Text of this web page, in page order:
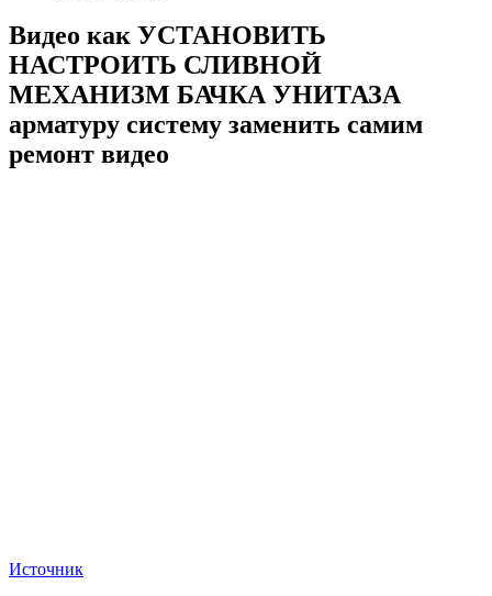
Видео как УСТАНОВИТЬ
НАСТРОИТЬ СЛИВНОЙ
МЕХАНИЗМ БАЧКА УНИТАЗА
арматуру систему заменить самим
ремонт видео
Источник